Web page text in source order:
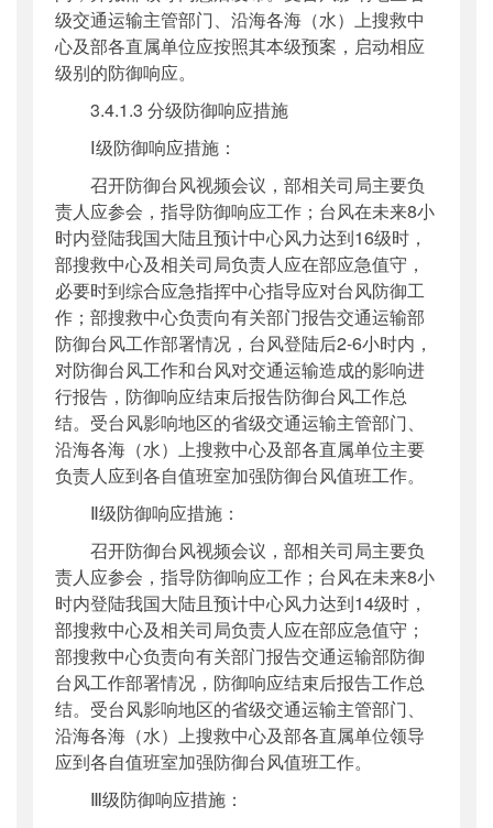
级交通运输主管部门、沿海各海（水）上搜救中
心及部各直属单位应按照其本级预案，启动相应
级别的防御响应。
3.4.1.3 分级防御响应措施
Ⅰ级防御响应措施：
召开防御台风视频会议，部相关司局主要负
责人应参会，指导防御响应工作；台风在未来8小
时内登陆我国大陆且预计中心风力达到16级时，
部搜救中心及相关司局负责人应在部应急值守，
必要时到综合应急指挥中心指导应对台风防御工
作；部搜救中心负责向有关部门报告交通运输部
防御台风工作部署情况，台风登陆后2-6小时内，
对防御台风工作和台风对交通运输造成的影响进
行报告，防御响应结束后报告防御台风工作总
结。受台风影响地区的省级交通运输主管部门、
沿海各海（水）上搜救中心及部各直属单位主要
负责人应到各自值班室加强防御台风值班工作。
Ⅱ级防御响应措施：
召开防御台风视频会议，部相关司局主要负
责人应参会，指导防御响应工作；台风在未来8小
时内登陆我国大陆且预计中心风力达到14级时，
部搜救中心及相关司局负责人应在部应急值守；
部搜救中心负责向有关部门报告交通运输部防御
台风工作部署情况，防御响应结束后报告工作总
结。受台风影响地区的省级交通运输主管部门、
沿海各海（水）上搜救中心及部各直属单位领导
应到各自值班室加强防御台风值班工作。
Ⅲ级防御响应措施：